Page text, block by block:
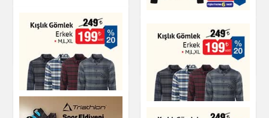
Giyim
Fermuarlı Eşofman
Üstü Kadın
Fermuarlı Eşofman
Üstü Kadın